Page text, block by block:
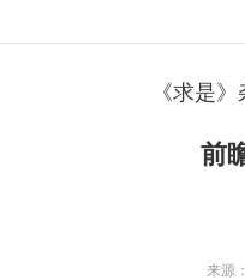
《求是
前
来源